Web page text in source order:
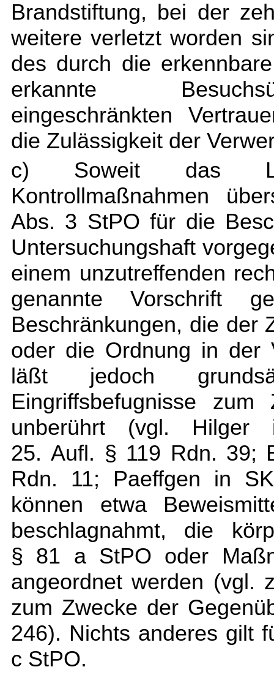
Brandstiftung, bei der
weitere verletzt worden
des durch die
erkannte
eingeschränkten
die Zulässigkeit der
c) Soweit das
Kontrollmaßnahmen
Abs. 3 StPO für die
Untersuchungshaft
einem unzutreffenden
genannte Vorschrift
Beschränkungen, die der
oder die Ordnung in der
läßt jedoch
Eingriffsbefugnisse
unberührt (vgl. Hilger
25. Aufl. § 119 Rdn. 39;
Rdn. 11; Paeffgen in
können etwa
beschlagnahmt, die
§ 81 a StPO oder
angeordnet werden (vgl.
zum Zwecke der
246). Nichts anderes gilt
c StPO.